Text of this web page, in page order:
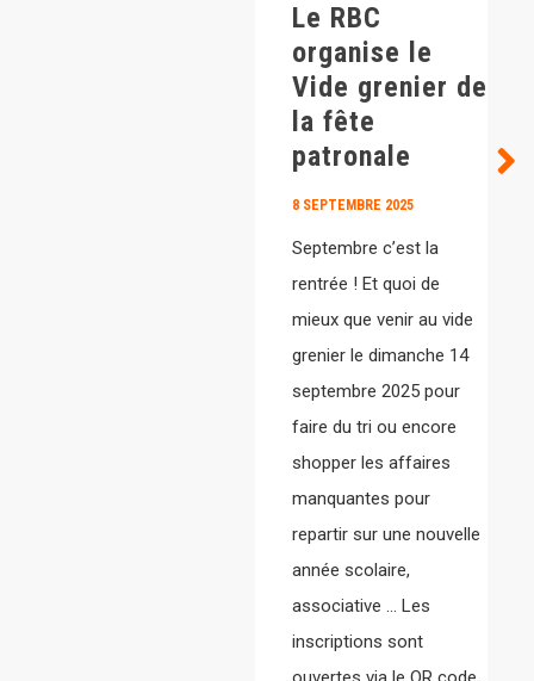
Le RBC
organise le
Vide grenier de
la fête
patronale
8 SEPTEMBRE 2025
Septembre c’est la
rentrée ! Et quoi de
mieux que venir au vide
grenier le dimanche 14
septembre 2025 pour
faire du tri ou encore
shopper les affaires
manquantes pour
repartir sur une nouvelle
année scolaire,
associative … Les
inscriptions sont